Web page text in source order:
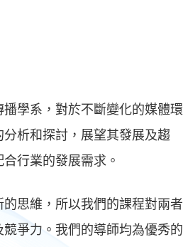
學系，對於不斷變化的媒體環
析和探討，展望其發展及趨
行業的發展需求。
思維，所以我們的課程對兩者
爭力。我們的導師均為優秀的